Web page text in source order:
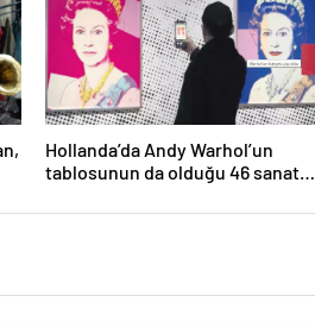
Hollanda’da Andy Warhol’un
tablosunun da olduğu 46 sanat